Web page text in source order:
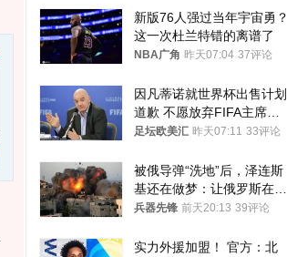
新版76人强过当年宇宙勇？
这一次杜兰特错的离谱了
NBA广角 昨天07:04 37评论
因凡蒂诺就世界杯出售计划
道歉 不愿放弃FIFA主席职
位
足坛欧美汇 昨天07:11 33评论
被俄导弹“洗地”后，泽连斯
基还在做梦：让俄罗斯在冬
季前求和？
兵器先锋 前天20:13 39评论
实力外援加盟！ 官方：北